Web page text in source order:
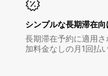
シンプルな長期滞在
長期滞在予約に適用
加料金なしの月1回払